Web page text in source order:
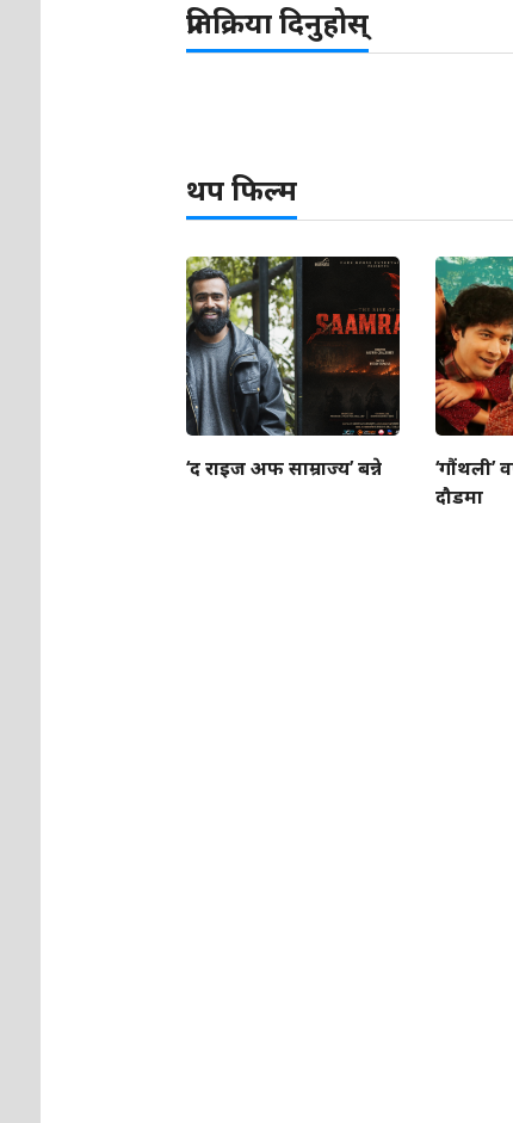
प्रतिक्रिया दिनुहोस्
थप फिल्म
‘द राइज अफ साम्राज्य’ बन्ने
‘गौंथली’
दौडमा